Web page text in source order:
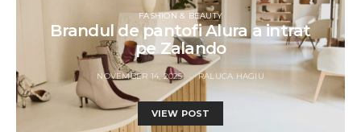
FASHION & BEAUTY
Brandul de pantofi Alura a intrat
pe Zalando
NOVEMBER 14, 2025 RALUCA HAGIU
VIEW POST